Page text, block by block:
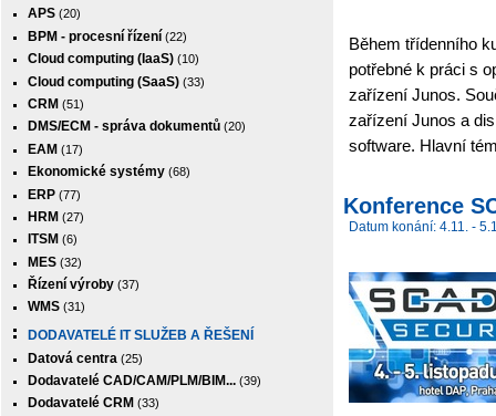
APS (20)
BPM - procesní řízení (22)
Cloud computing (IaaS) (10)
Cloud computing (SaaS) (33)
CRM (51)
DMS/ECM - správa dokumentů (20)
EAM (17)
Ekonomické systémy (68)
ERP (77)
HRM (27)
ITSM (6)
MES (32)
Řízení výroby (37)
WMS (31)
DODAVATELÉ IT SLUŽEB A ŘEŠENÍ
Datová centra (25)
Dodavatelé CAD/CAM/PLM/BIM... (39)
Dodavatelé CRM (33)
Během třídenního
potřebné k práci s
zařízení Junos.
zařízení Junos a
software. Hlavní
Konference
Datum konání: 4.11. -